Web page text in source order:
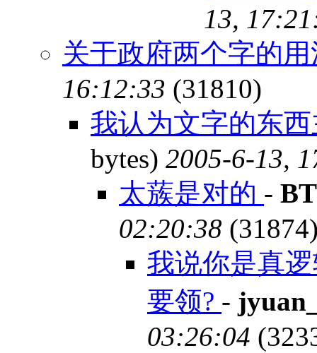
13,
关于政府两个字的
16:12:33 (31810)
我认为文字的东
bytes) 2005-6-13,
太蔟是对的 - BT
02:20:38
我说你是真
要领? -
03:26:04